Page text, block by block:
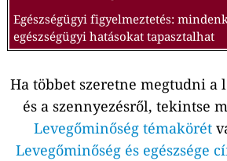
Egészségügyi figyelmeztetés:
egészségügyi hatásokat tapasztalhat
Ha többet szeretne megtudni a
és a szennyezésről, tekintse
Levegőminőség témakörét
Levegőminőség és egészsége